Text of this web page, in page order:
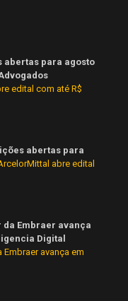
abertas para agosto
edital com até R$
abertas para
abre edital
Embraer avança
Digital
Embraer avança em